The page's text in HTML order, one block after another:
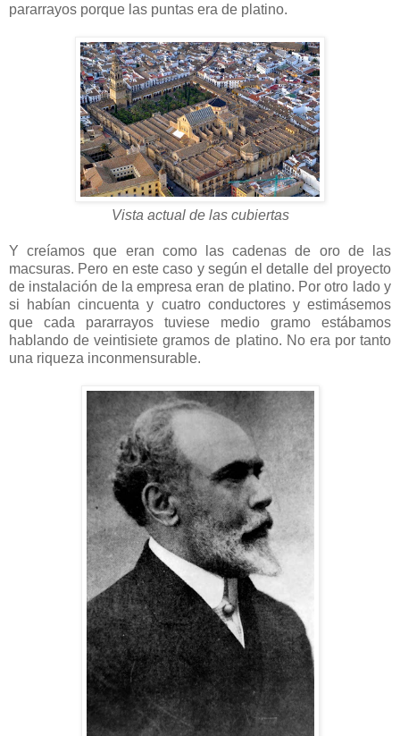
pararrayos porque las puntas era de platino.
Vista actual de las cubiertas
Y creíamos que eran como las cadenas de oro de las
macsuras. Pero en este caso y según el detalle del proyecto
de instalación de la empresa eran de platino. Por otro lado y
si habían cincuenta y cuatro conductores y estimásemos
que cada pararrayos tuviese medio gramo estábamos
hablando de veintisiete gramos de platino. No era por tanto
una riqueza inconmensurable.